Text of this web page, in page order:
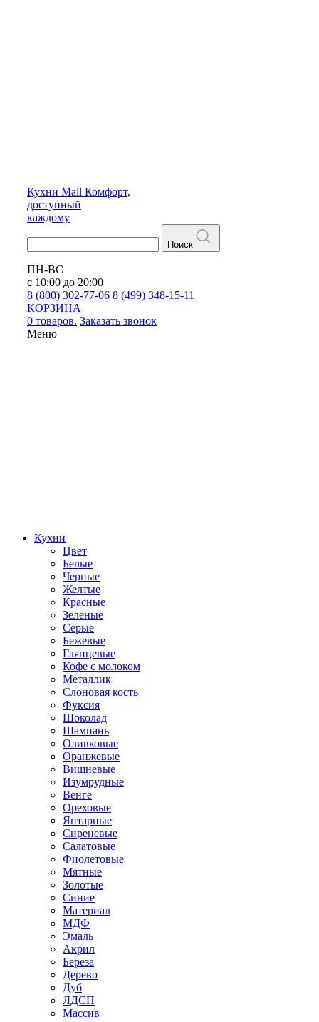
Кухни Mall Комфорт,
доступный
каждому
Поиск
ПН-ВС
с 10:00 до 20:00
8 (800) 302-77-06 8 (499) 348-15-11
КОРЗИНА
0 товаров. Заказать звонок
Меню
Кухни
Цвет
Белые
Черные
Желтые
Красные
Зеленые
Серые
Бежевые
Глянцевые
Кофе с молоком
Металлик
Слоновая кость
Фуксия
Шоколад
Шампань
Оливковые
Оранжевые
Вишневые
Изумрудные
Венге
Ореховые
Янтарные
Сиреневые
Салатовые
Фиолетовые
Мятные
Золотые
Синие
Материал
МДФ
Эмаль
Акрил
Береза
Дерево
Дуб
ЛДСП
Массив